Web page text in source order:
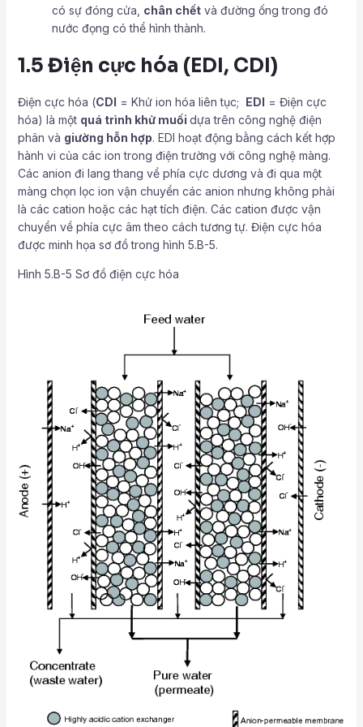
có sự đóng cửa, chân chếtvà đường ống trong đó
nước đọng có thể hình thành.
1.5 Điện cực hóa (EDI, CDI)
Điện cực hóa (CDI = Khử ion hóa liên tục; EDI = Điện cực
hóa) là một quá trình khử muối dựa trên công nghệ điện
phân và giường hỗn hợp. EDI hoạt động bằng cách kết hợp
hành vi của các ion trong điện trường với công nghệ màng.
Các anion đi lang thang về phía cực dương và đi qua một
màng chọn lọc ion vận chuyển các anion nhưng không phải
là các cation hoặc các hạt tích điện. Các cation được vận
chuyển về phía cực âm theo cách tương tự. Điện cực hóa
được minh họa sơ đồ trong hình 5.B-5.
Hình 5.B-5 Sơ đồ điện cực hóa